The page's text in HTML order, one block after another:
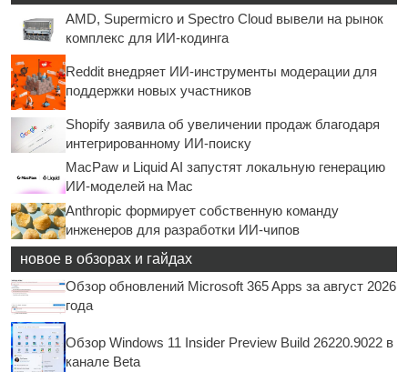
AMD, Supermicro и Spectro Cloud вывели на рынок
комплекс для ИИ-кодинга
Reddit внедряет ИИ-инструменты модерации для
поддержки новых участников
Shopify заявила об увеличении продаж благодаря
интегрированному ИИ-поиску
MacPaw и Liquid AI запустят локальную генерацию
ИИ-моделей на Mac
Anthropic формирует собственную команду
инженеров для разработки ИИ-чипов
новое в обзорах и гайдах
Обзор обновлений Microsoft 365 Apps за август 2026
года
Обзор Windows 11 Insider Preview Build 26220.9022 в
канале Beta